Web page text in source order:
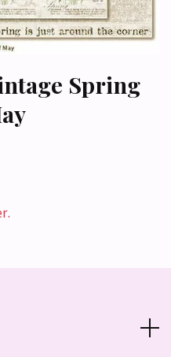
Spring